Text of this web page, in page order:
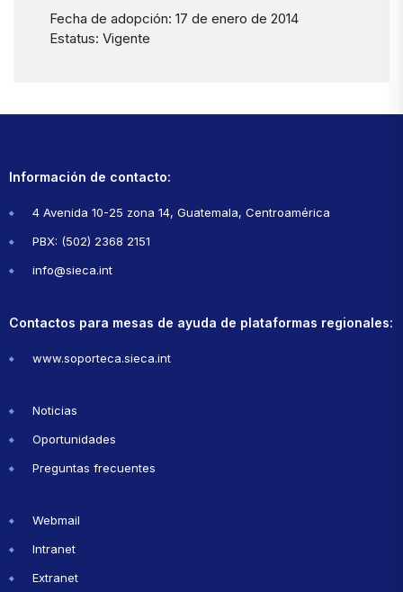
Fecha de adopción: 17 de enero de 2014
Estatus: Vigente
Información de contacto:
4 Avenida 10-25 zona 14, Guatemala, Centroamérica
PBX: (502) 2368 2151
info@sieca.int
Contactos para mesas de ayuda de plataformas regionales:
www.soporteca.sieca.int
Noticias
Oportunidades
Preguntas frecuentes
Webmail
Intranet
Extranet